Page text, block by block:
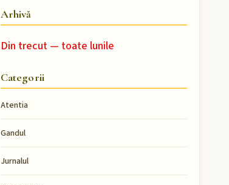
Arhivă
Din trecut — toate lunile
Categorii
Atentia
Gandul
Jurnalul